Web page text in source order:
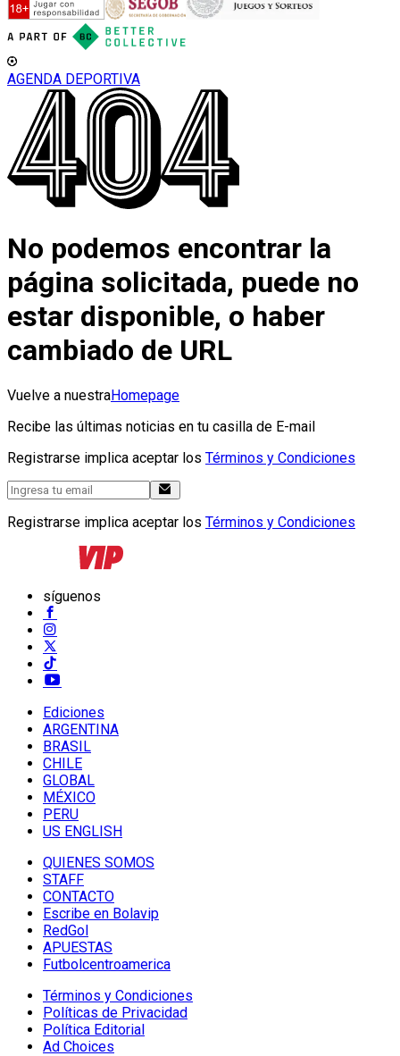
AGENDA DEPORTIVA
No podemos encontrar la
página solicitada, puede no
estar disponible, o haber
cambiado de URL
Vuelve a nuestraHomepage
Recibe las últimas noticias en tu casilla de E-mail
Registrarse implica aceptar los Términos y Condiciones
Registrarse implica aceptar los Términos y Condiciones
síguenos
Ediciones
ARGENTINA
BRASIL
CHILE
GLOBAL
MÉXICO
PERU
US ENGLISH
QUIENES SOMOS
STAFF
CONTACTO
Escribe en Bolavip
RedGol
APUESTAS
Futbolcentroamerica
Términos y Condiciones
Políticas de Privacidad
Política Editorial
Ad Choices